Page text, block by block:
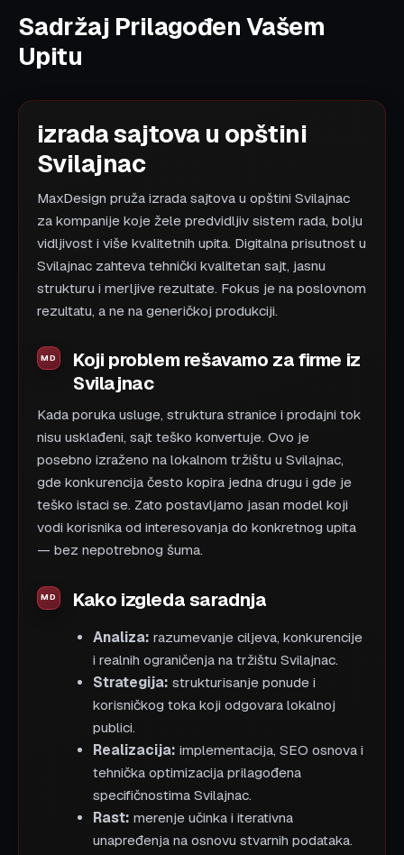
Sadržaj Prilagođen Vašem
Upitu
izrada sajtova u opštini
Svilajnac
MaxDesign pruža izrada sajtova u opštini Svilajnac
za kompanije koje žele predvidljiv sistem rada, bolju
vidljivost i više kvalitetnih upita. Digitalna prisutnost u
Svilajnac zahteva tehnički kvalitetan sajt, jasnu
strukturu i merljive rezultate. Fokus je na poslovnom
rezultatu, a ne na generičkoj produkciji.
Koji problem rešavamo za firme iz
Svilajnac
Kada poruka usluge, struktura stranice i prodajni tok
nisu usklađeni, sajt teško konvertuje. Ovo je
posebno izraženo na lokalnom tržištu u Svilajnac,
gde konkurencija često kopira jedna drugu i gde je
teško istaci se. Zato postavljamo jasan model koji
vodi korisnika od interesovanja do konkretnog upita
— bez nepotrebnog šuma.
Kako izgleda saradnja
Analiza: razumevanje ciljeva, konkurencije
i realnih ograničenja na tržištu Svilajnac.
Strategija: strukturisanje ponude i
korisničkog toka koji odgovara lokalnoj
publici.
Realizacija: implementacija, SEO osnova i
tehnička optimizacija prilagođena
specifičnostima Svilajnac.
Rast: merenje učinka i iterativna
unapređenja na osnovu stvarnih podataka.